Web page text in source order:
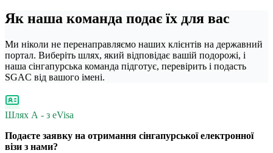
Як наша команда подає їх для вас
Ми ніколи не перенаправляємо наших клієнтів на державний
портал. Виберіть шлях, який відповідає вашій подорожі, і
наша сінгапурська команда підготує, перевірить і подасть
SGAC від вашого імені.
Шлях А - з eVisa
Подаєте заявку на отримання сінгапурської електронної
візи з нами?